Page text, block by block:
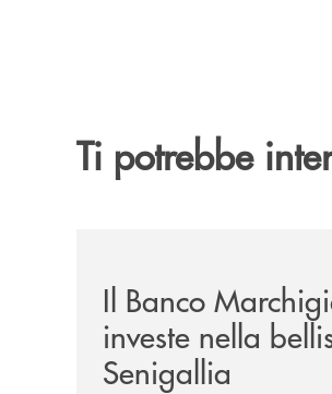
Ti potrebbe
Il Banco
investe nella
Senigallia